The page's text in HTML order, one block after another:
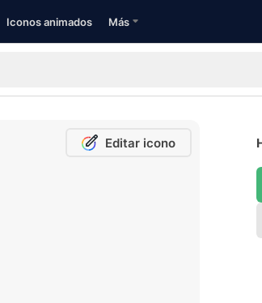
Iconos animados Más
Editar icono